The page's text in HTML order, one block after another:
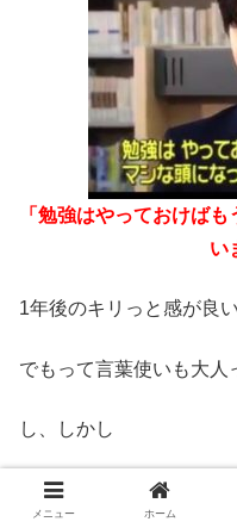
「勉強はやっておけば
い
1年後のキリっと感が良
でもって言葉使いも大人
し、しかし
キリっとした顔で内容は
メニュー ホーム